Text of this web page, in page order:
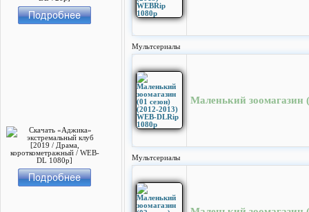
Мультсериалы
Маленький зоомагазин
Мультсериалы